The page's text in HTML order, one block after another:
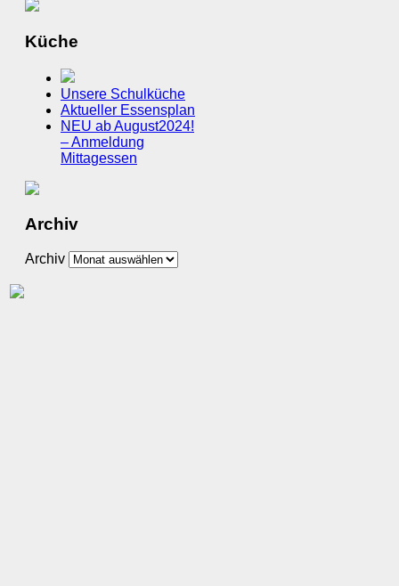
Küche
Unsere Schulküche
Aktueller Essensplan
NEU ab August2024!
– Anmeldung
Mittagessen
Archiv
Archiv